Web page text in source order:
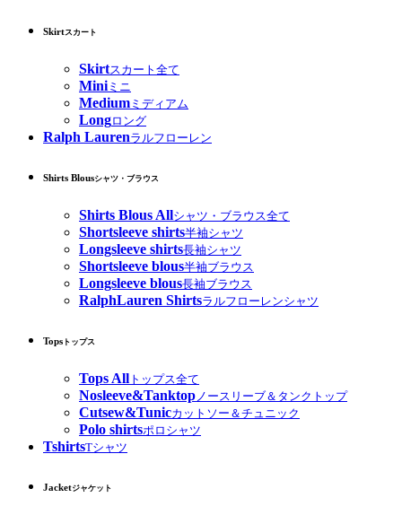
Skirtスカート
Skirtスカート全て
Miniミニ
Medium ミディアム
Longロング
Ralph Laurenラルフローレン
Shirts Blousシャツ・ブラウス
Shirts Blous Allシャツ・ブラウス全て
Shortsleeve shirts半袖シャツ
Longsleeve shirts長袖シャツ
Shortsleeve blous半袖ブラウス
Longsleeve blous長袖ブラウス
RalphLauren Shirtsラルフローレンシャツ
Tops トップス
Tops All トップス全て
Nosleeve&Tanktop ノースリーブ＆タンクトップ
Cutsew&Tunicカットソー＆チュニック
Polo shirtsポロシャツ
TshirtsTシャツ
Jacketジャケット